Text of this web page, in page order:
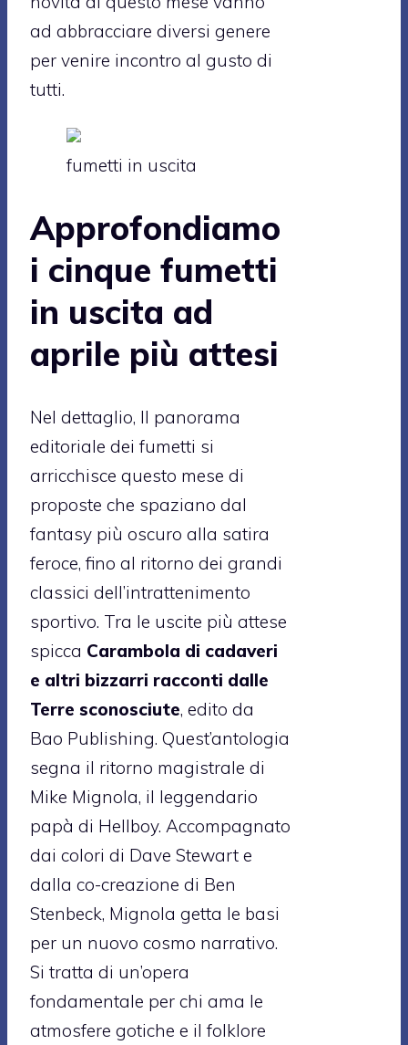
ad abbracciare diversi genere
per venire incontro al gusto di
tutti.
fumetti in uscita
Approfondiamo
i cinque fumetti
in uscita ad
aprile più attesi
Nel dettaglio, Il panorama
editoriale dei fumetti si
arricchisce questo mese di
proposte che spaziano dal
fantasy più oscuro alla satira
feroce, fino al ritorno dei grandi
classici dell’intrattenimento
sportivo. Tra le uscite più attese
spicca Carambola di cadaveri
e altri bizzarri racconti dalle
Terre sconosciute, edito da
Bao Publishing. Quest’antologia
segna il ritorno magistrale di
Mike Mignola, il leggendario
papà di Hellboy. Accompagnato
dai colori di Dave Stewart e
dalla co-creazione di Ben
Stenbeck, Mignola getta le basi
per un nuovo cosmo narrativo.
Si tratta di un’opera
fondamentale per chi ama le
atmosfere gotiche e il folklore